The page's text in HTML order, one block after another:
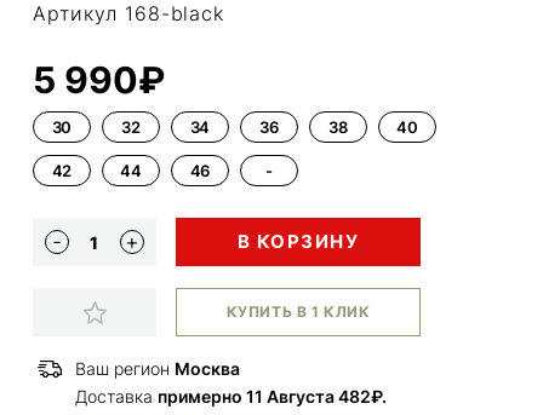
Артикул 168-black
5 990₽
30 32 34 36 38 40
42 44 46 -
В КОРЗИНУ
КУПИТЬ В 1 КЛИК
Ваш регион Москва
Доставка примерно 11 Августа 482₽.